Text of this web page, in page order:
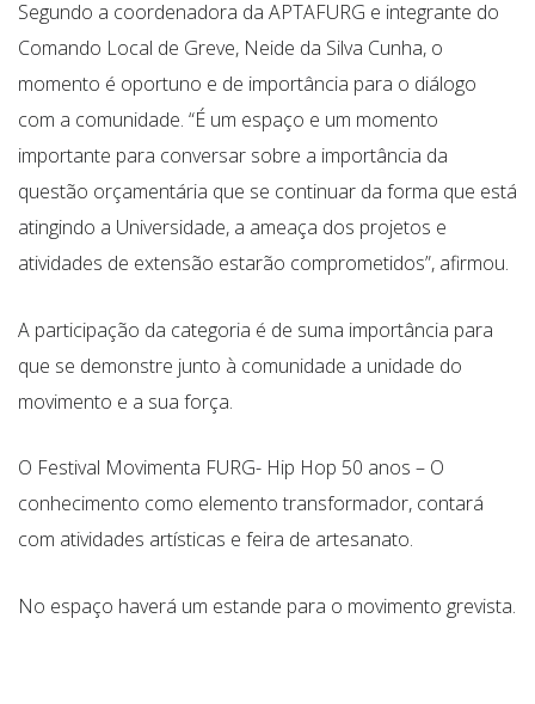
Segundo a coordenadora da APTAFURG e integrante do
Comando Local de Greve, Neide da Silva Cunha, o
momento é oportuno e de importância para o diálogo
com a comunidade. “É um espaço e um momento
importante para conversar sobre a importância da
questão orçamentária que se continuar da forma que está
atingindo a Universidade, a ameaça dos projetos e
atividades de extensão estarão comprometidos”, afirmou.
A participação da categoria é de suma importância para
que se demonstre junto à comunidade a unidade do
movimento e a sua força.
O Festival Movimenta FURG- Hip Hop 50 anos – O
conhecimento como elemento transformador, contará
com atividades artísticas e feira de artesanato.
No espaço haverá um estande para o movimento grevista.